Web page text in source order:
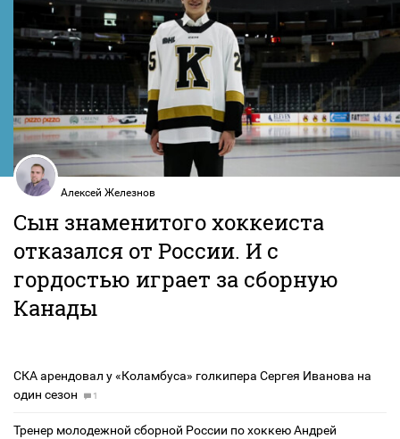
Алексей Железнов
Сын знаменитого хоккеиста
отказался от России. И с
гордостью играет за сборную
Канады
СКА арендовал у «Коламбуса» голкипера Сергея Иванова на
один сезон
1
Тренер молодежной сборной России по хоккею Андрей